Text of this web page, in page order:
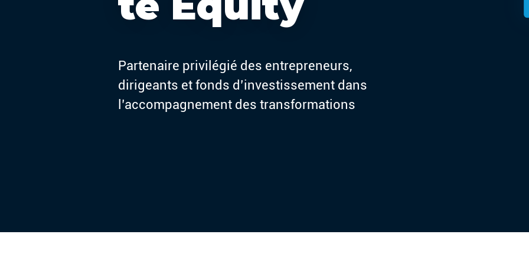
Partenaire privilégié des entrepreneurs,
dirigeants et fonds d’investissement dans
l’accompagnement des transformations